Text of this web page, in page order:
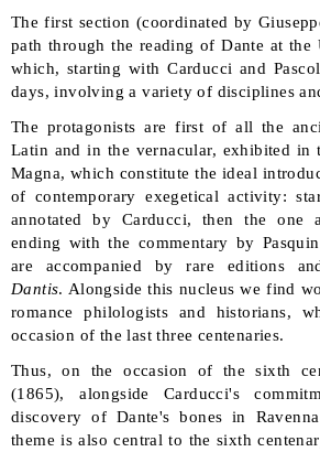
The first section (coordinated by
path through the reading of Dante at
which, starting with Carducci and
days, involving a variety of disciplines
The protagonists are first of all the
Latin and in the vernacular, exhibited in
Magna, which constitute the ideal
of contemporary exegetical activity:
annotated by Carducci, then the one
ending with the commentary by
are accompanied by rare editions
Dantis. Alongside this nucleus we find
romance philologists and historians,
occasion of the last three centenaries.
Thus, on the occasion of the sixth
(1865), alongside Carducci's
discovery of Dante's bones in
theme is also central to the sixth